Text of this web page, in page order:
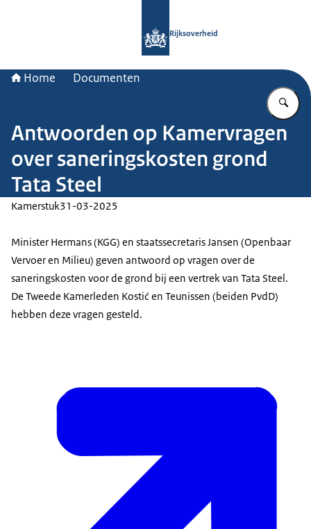
Rijksoverheid
Home Documenten
Antwoorden op Kamervragen
over saneringskosten grond
Tata Steel
Kamerstuk31-03-2025
Minister Hermans (KGG) en staatssecretaris Jansen (Openbaar
Vervoer en Milieu) geven antwoord op vragen over de
saneringskosten voor de grond bij een vertrek van Tata Steel.
De Tweede Kamerleden Kostić en Teunissen (beiden PvdD)
hebben deze vragen gesteld.